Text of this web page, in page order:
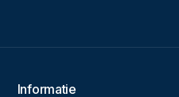
Informatie